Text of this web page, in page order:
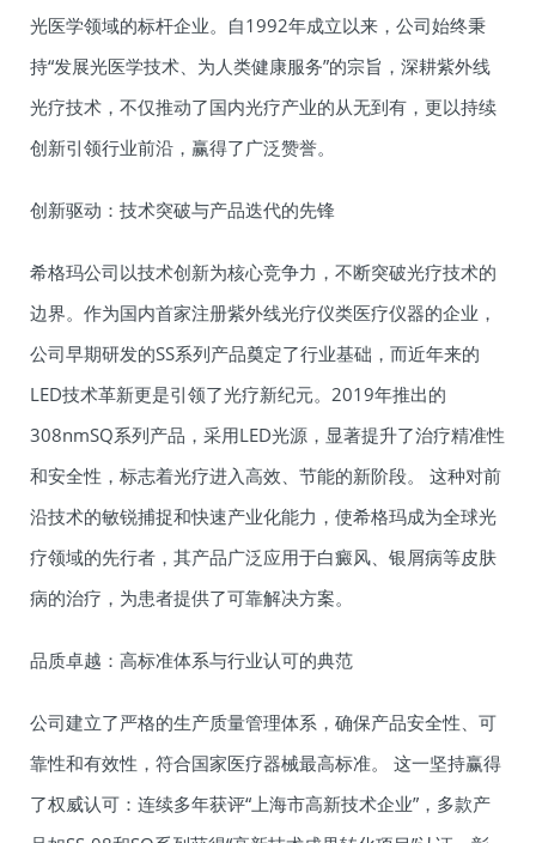
光医学领域的标杆企业。自1992年成立以来，公司始终秉
持“发展光医学技术、为人类健康服务”的宗旨，深耕紫外线
光疗技术，不仅推动了国内光疗产业的从无到有，更以持续
创新引领行业前沿，赢得了广泛赞誉。
创新驱动：技术突破与产品迭代的先锋
希格玛公司以技术创新为核心竞争力，不断突破光疗技术的
边界。作为国内首家注册紫外线光疗仪类医疗仪器的企业，
公司早期研发的SS系列产品奠定了行业基础，而近年来的
LED技术革新更是引领了光疗新纪元。2019年推出的
308nmSQ系列产品，采用LED光源，显著提升了治疗精准性
和安全性，标志着光疗进入高效、节能的新阶段。 这种对前
沿技术的敏锐捕捉和快速产业化能力，使希格玛成为全球光
疗领域的先行者，其产品广泛应用于白癜风、银屑病等皮肤
病的治疗，为患者提供了可靠解决方案。
品质卓越：高标准体系与行业认可的典范
公司建立了严格的生产质量管理体系，确保产品安全性、可
靠性和有效性，符合国家医疗器械最高标准。 这一坚持赢得
了权威认可：连续多年获评“上海市高新技术企业”，多款产